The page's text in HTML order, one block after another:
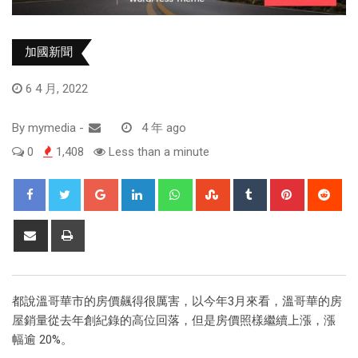
加國新聞
6 4 月, 2022
By mymedia -
4 年 ago
0
1,408 Less than a minute
都說溫哥華市的房價飆得很厲害，以今年3月來看，溫哥華的房
屋銷量從去年創紀錄的高位回落，但是房價照樣繼續上漲，漲
幅逾 20%。